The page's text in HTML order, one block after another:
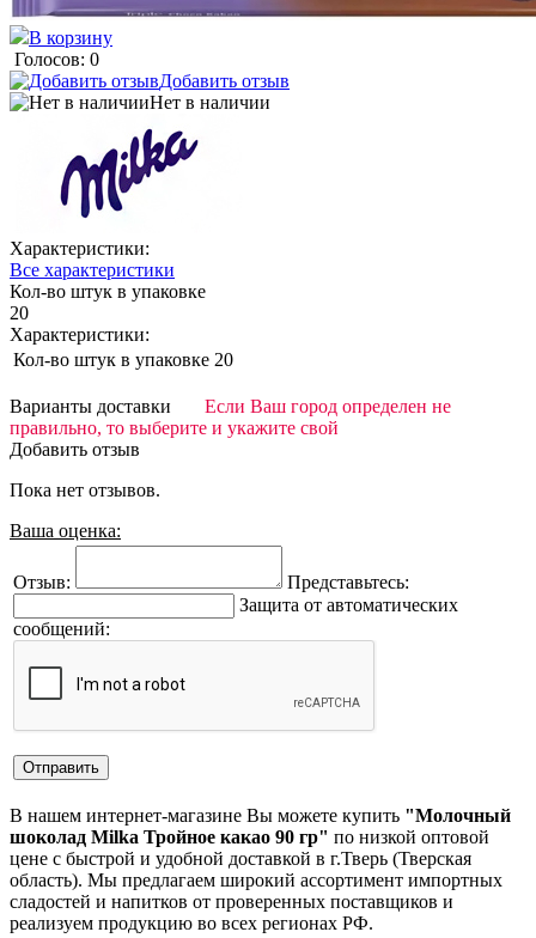
В корзину
Голосов: 0
Добавить отзыв
Нет в наличии
Характеристики:
Все характеристики
Кол-во штук в упаковке
20
Характеристики:
Кол-во штук в упаковке 20
Варианты доставки
Если Ваш город определен не
правильно, то выберите и укажите свой
Добавить отзыв
Пока нет отзывов.
Ваша оценка:
Отзыв:
Представьтесь:
Защита от автоматических
сообщений:
В нашем интернет-магазине Вы можете купить "Молочный
шоколад Milka Тройное какао 90 гр" по низкой оптовой
цене с быстрой и удобной доставкой в г.Тверь (Тверская
область). Мы предлагаем широкий ассортимент импортных
сладостей и напитков от проверенных поставщиков и
реализуем продукцию во всех регионах РФ.